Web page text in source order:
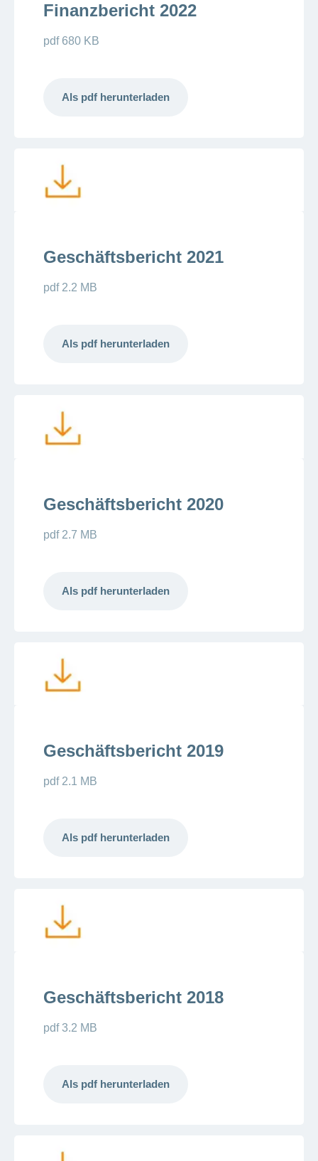
Finanzbericht 2022
pdf 680 KB
Als pdf herunterladen
Geschäftsbericht 2021
pdf 2.2 MB
Als pdf herunterladen
Geschäftsbericht 2020
pdf 2.7 MB
Als pdf herunterladen
Geschäftsbericht 2019
pdf 2.1 MB
Als pdf herunterladen
Geschäftsbericht 2018
pdf 3.2 MB
Als pdf herunterladen